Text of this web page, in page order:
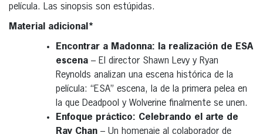
película. Las sinopsis son estúpidas.
Material adicional*
Encontrar a Madonna: la realización de ESA
escena – El director Shawn Levy y Ryan
Reynolds analizan una escena histórica de la
película: “ESA” escena, la de la primera pelea en
la que Deadpool y Wolverine finalmente se unen.
Enfoque práctico: Celebrando el arte de
Ray Chan – Un homenaje al colaborador de